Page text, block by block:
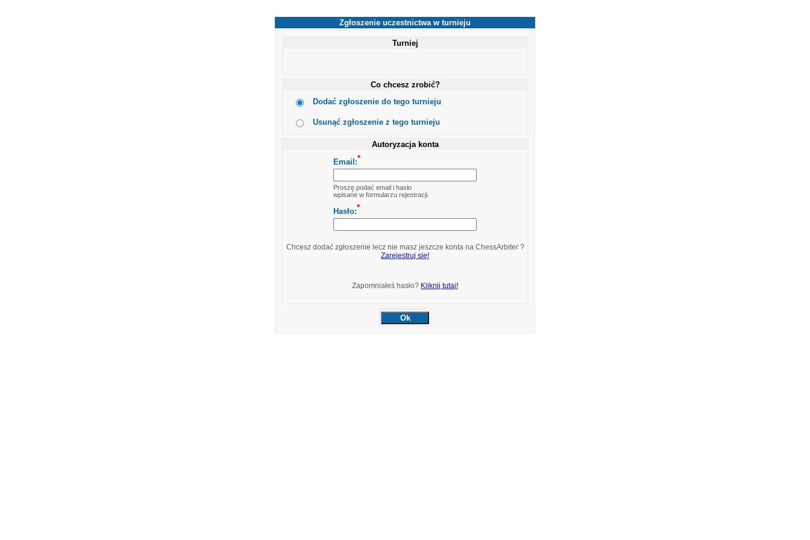
Zgłoszenie uczestnictwa w turnieju
Turniej
Co chcesz zrobić?
Dodać zgłoszenie do tego turnieju
Usunąć zgłoszenie z tego turnieju
Autoryzacja konta
Email:*
Proszę podać email i hasło
wpisane w formularzu rejestracji.
Hasło:*
Chcesz dodać zgłoszenie lecz nie masz jeszcze konta na ChessArbiter ?
Zarejestruj się!
Zapomniałeś hasło? Kliknij tutaj!